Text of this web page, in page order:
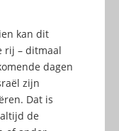
kan dit
rij – ditmaal
dagen
zijn
Dat is
de